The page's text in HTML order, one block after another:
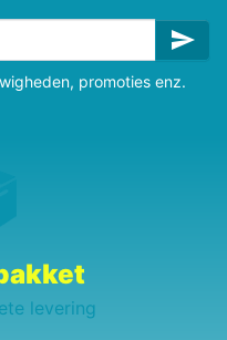
send
promoties enz.
levering